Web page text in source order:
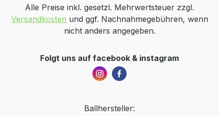
Alle Preise inkl. gesetzl. Mehrwertsteuer zzgl.
Versandkosten und ggf. Nachnahmegebühren, wenn
nicht anders angegeben.
Folgt uns auf facebook & instagram
Ballhersteller: